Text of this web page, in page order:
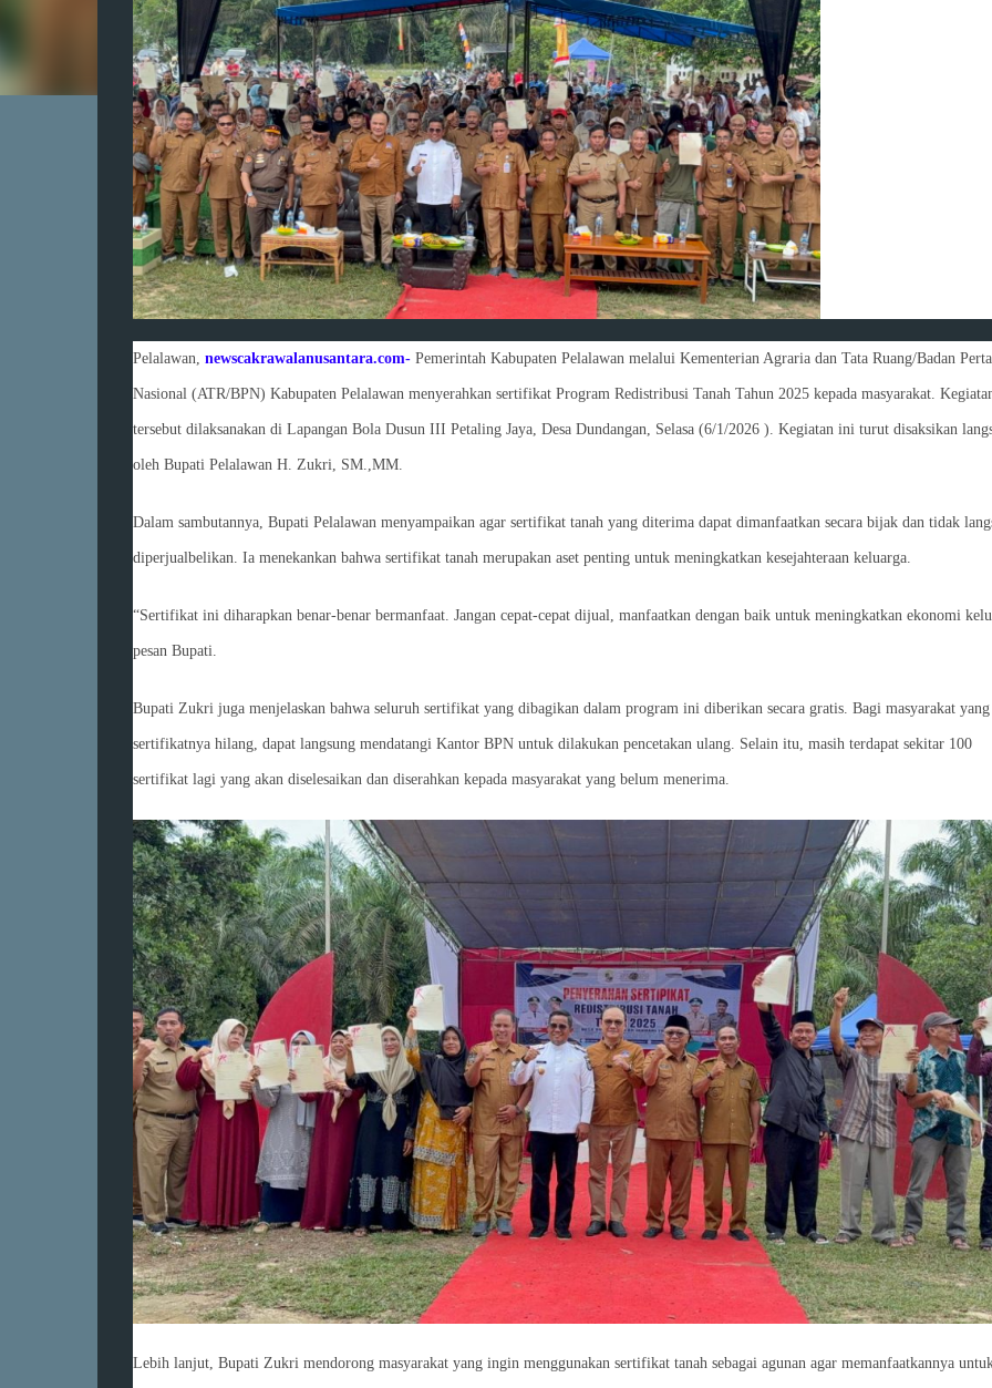
Pelalawan, newscakrawalanusantara.com- Pemerintah Kabupaten Pelalawan melalui Kementerian Agraria dan Tata Ruang/Badan
Nasional (ATR/BPN) Kabupaten Pelalawan menyerahkan sertifikat Program Redistribusi Tanah Tahun 2025 kepada masyarakat.
tersebut dilaksanakan di Lapangan Bola Dusun III Petaling Jaya, Desa Dundangan, Selasa (6/1/2026 ). Kegiatan ini turut disaksikan
oleh Bupati Pelalawan H. Zukri, SM.,MM.
Dalam sambutannya, Bupati Pelalawan menyampaikan agar sertifikat tanah yang diterima dapat dimanfaatkan secara bijak dan tidak
diperjualbelikan. Ia menekankan bahwa sertifikat tanah merupakan aset penting untuk meningkatkan kesejahteraan keluarga.
“Sertifikat ini diharapkan benar-benar bermanfaat. Jangan cepat-cepat dijual, manfaatkan dengan baik untuk meningkatkan ekonomi
pesan Bupati.
Bupati Zukri juga menjelaskan bahwa seluruh sertifikat yang dibagikan dalam program ini diberikan secara gratis. Bagi masyarakat yang
sertifikatnya hilang, dapat langsung mendatangi Kantor BPN untuk dilakukan pencetakan ulang. Selain itu, masih terdapat sekitar 100
sertifikat lagi yang akan diselesaikan dan diserahkan kepada masyarakat yang belum menerima.
Lebih lanjut, Bupati Zukri mendorong masyarakat yang ingin menggunakan sertifikat tanah sebagai agunan agar memanfaatkannya